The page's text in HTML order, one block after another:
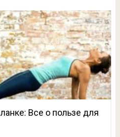
Все о пользе для